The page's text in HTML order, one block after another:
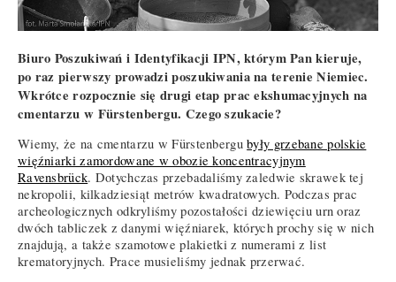
Biuro Poszukiwań i Identyfikacji IPN, którym Pan kieruje,
po raz pierwszy prowadzi poszukiwania na terenie Niemiec.
Wkrótce rozpocznie się drugi etap prac ekshumacyjnych na
cmentarzu w Fürstenbergu. Czego szukacie?
Wiemy, że na cmentarzu w Fürstenbergubyły grzebane polskie
więźniarki zamordowane w obozie koncentracyjnym
Ravensbrück. Dotychczas przebadaliśmy zaledwie skrawek tej
nekropolii, kilkadziesiąt metrów kwadratowych. Podczas prac
archeologicznych odkryliśmy pozostałości dziewięciu urn oraz
dwóch tabliczek z danymi więźniarek, których prochy się w nich
znajdują, a także szamotowe plakietki z numerami z list
krematoryjnych. Prace musieliśmy jednak przerwać.